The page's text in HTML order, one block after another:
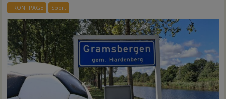
in
Hardenberg
en
Sibculo
FRONTPAGE Sport